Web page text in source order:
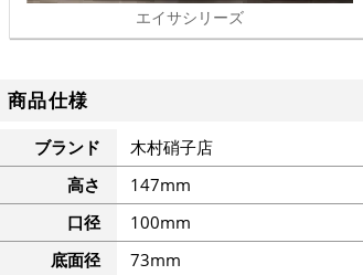
エイサシリーズ
商品仕様
ブランド
木村硝子店
高さ
147mm
口径
100mm
底面径
73mm